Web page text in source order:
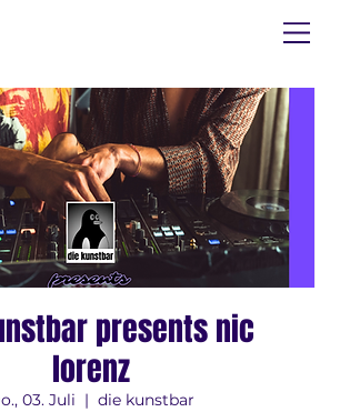
presents nic
lorenz
03. Juli
  |
die kunstbar